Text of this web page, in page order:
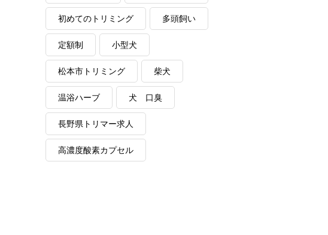
初めてのトリミング 多頭飼い
定額制 小型犬
松本市トリミング 柴犬
温浴ハーブ 犬 口臭
長野県トリマー求人
高濃度酸素カプセル